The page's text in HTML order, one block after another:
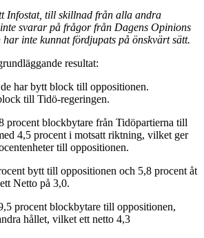
Infostat, till skillnad från alla andra
svarar på frågor från Dagens Opinions
inte kunnat fördjupats på önskvärt sätt.
resultat:
har bytt block till oppositionen.
till Tidö-regeringen.
procent blockbytare från Tidöpartierna till
4,5 procent i motsatt riktning, vilket ger
till oppositionen.
bytt till oppositionen och 5,8 procent åt
Netto på 3,0.
procent blockbytare till oppositionen,
hållet, vilket ett netto 4,3